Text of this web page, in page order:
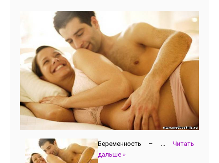
Беременность – ...Читать
дальше »